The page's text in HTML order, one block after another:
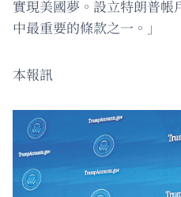
實現美國夢。設立特朗普帳
中最重要的條款之一。」
本報訊